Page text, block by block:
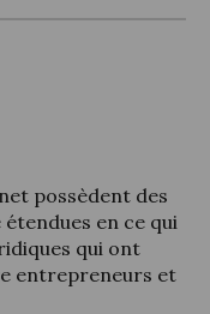
possèdent des
en ce qui
qui ont
entrepreneurs et